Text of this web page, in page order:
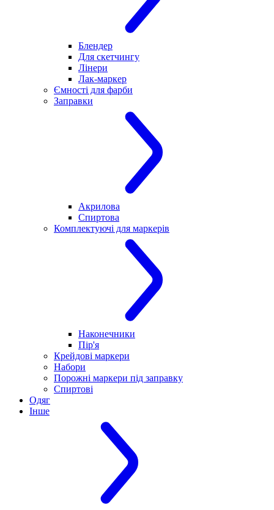
Блендер
Для скетчингу
Лінери
Лак-маркер
Ємності для фарби
Заправки
Акрилова
Спиртова
Комплектуючі для маркерів
Наконечники
Пір'я
Крейдові маркери
Набори
Порожні маркери під заправку
Спиртові
Одяг
Інше